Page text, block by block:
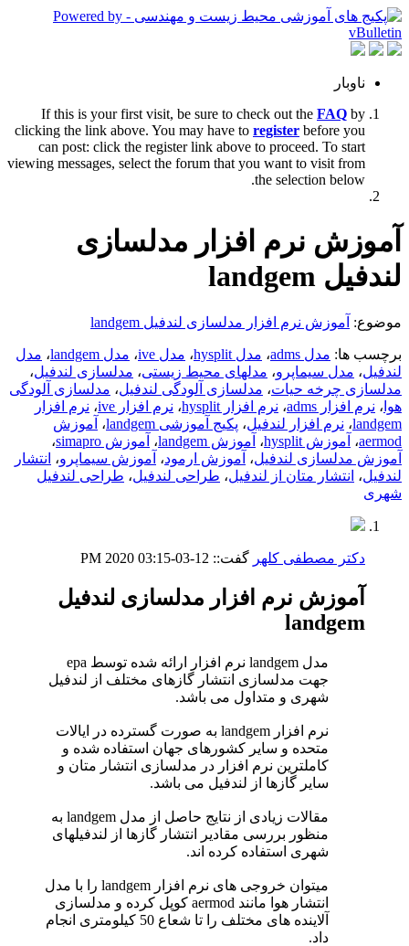
ناوبار
If this is your first visit, be sure to check out the FAQ by
clicking the link above. You may have to register before you
can post: click the register link above to proceed. To start
viewing messages, select the forum that you want to visit from
the selection below.
آموزش نرم افزار مدلسازی
لندفیل landgem
موضوع: آموزش نرم افزار مدلسازی لندفیل landgem
برچسب ها: مدل adms ، مدل hysplit ، مدل ive ، مدل landgem ، مدل
لندفیل، مدل سیماپرو، مدلهای محیط زیستی، مدلسازی لندفیل،
مدلسازی چرخه حیات، مدلسازی آلودگی لندفیل، مدلسازی آلودگی
هوا ، نرم افزار adms ، نرم افزار hysplit ، نرم افزار ive ، نرم افزار
landgem، نرم افزار لندفیل، پکیج آموزشی landgem ، آموزش
aermod، آموزش hysplit ، آموزش landgem ، آموزش simapro
،
آموزش مدلسازی لندفیل، آموزش ارمود، آموزش سیماپرو، انتشار
لندفیل، انتشار متان از لندفیل، طراحی لندفیل، طراحی لندفیل
شهری
دکتر مصطفی کلهر گفت:: 12-03-2020
03:15 PM
آموزش نرم افزار مدلسازی لندفیل
landgem
مدل landgem نرم افزار ارائه شده توسط epa
جهت مدلسازی انتشار گازهای مختلف از لندفیل
شهری و متداول می باشد.
نرم افزار landgem به صورت گسترده در ایالات
متحده و سایر کشورهای جهان استفاده شده و
کاملترین نرم افزار در مدلسازی انتشار متان و
سایر گازها از لندفیل می باشد.
مقالات زیادی از نتایج حاصل از مدل landgem به
منظور بررسی مقادیر انتشار گازها از لندفیلهای
شهری استفاده کرده اند.
میتوان خروجی های نرم افزار landgem را با مدل
انتشار هوا مانند aermod کوپل کرده و مدلسازی
آلاینده های مختلف را تا شعاع 50 کیلومتری انجام
داد.